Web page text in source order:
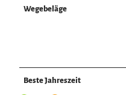
Wegebeläge
Beste Jahreszeit